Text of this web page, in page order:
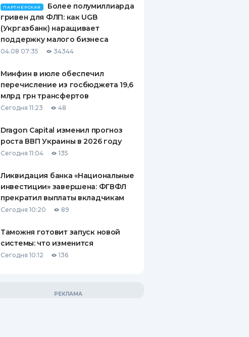
ПАРТНЕРСКАЯ
Более полумиллиарда
гривен для ФЛП: как UGB
(Укргазбанк) наращивает
поддержку малого бизнеса
04.08 07:35 34344
Минфин в июле обеспечил
перечисление из госбюджета 19,6
млрд грн трансфертов
Сегодня 11:23 48
Dragon Capital изменил прогноз
роста ВВП Украины в 2026 году
Сегодня 11:04 135
Ликвидация банка «Национальные
инвестиции» завершена: ФГВФЛ
прекратил выплаты вкладчикам
Сегодня 10:20 89
Таможня готовит запуск новой
системы: что изменится
Сегодня 10:12 136